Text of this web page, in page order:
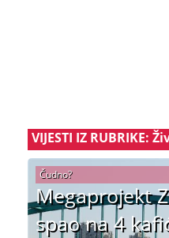
VIJESTI IZ RUBRIKE:
Megaprojekt
spao na 4
Čudno?